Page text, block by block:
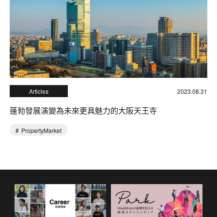
Articles 2023.08.31
蓬勃發展演變為未來更具魅力的大阪天王寺
PropertyMarket